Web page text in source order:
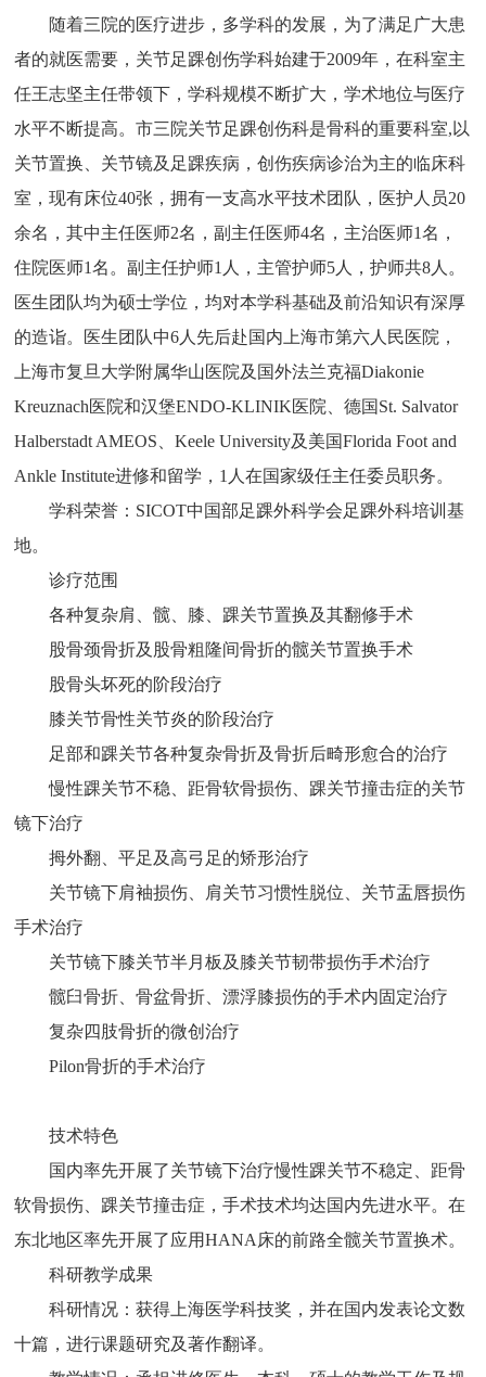
随着三院的医疗进步，多学科的发展，为了满足广大患
者的就医需要，关节足踝创伤学科始建于2009年，在科室主
任王志坚主任带领下，学科规模不断扩大，学术地位与医疗
水平不断提高。市三院关节足踝创伤科是骨科的重要科室,以
关节置换、关节镜及足踝疾病，创伤疾病诊治为主的临床科
室，现有床位40张，拥有一支高水平技术团队，医护人员20
余名，其中主任医师2名，副主任医师4名，主治医师1名，
住院医师1名。副主任护师1人，主管护师5人，护师共8人。
医生团队均为硕士学位，均对本学科基础及前沿知识有深厚
的造诣。医生团队中6人先后赴国内上海市第六人民医院，
上海市复旦大学附属华山医院及国外法兰克福Diakonie
Kreuznach医院和汉堡ENDO-KLINIK医院、德国St. Salvator
Halberstadt AMEOS、Keele University及美国Florida Foot and
Ankle Institute进修和留学，1人在国家级任主任委员职务。
学科荣誉：SICOT中国部足踝外科学会足踝外科培训基
地。
诊疗范围
各种复杂肩、髋、膝、踝关节置换及其翻修手术
股骨颈骨折及股骨粗隆间骨折的髋关节置换手术
股骨头坏死的阶段治疗
膝关节骨性关节炎的阶段治疗
足部和踝关节各种复杂骨折及骨折后畸形愈合的治疗
慢性踝关节不稳、距骨软骨损伤、踝关节撞击症的关节
镜下治疗
拇外翻、平足及高弓足的矫形治疗
关节镜下肩袖损伤、肩关节习惯性脱位、关节盂唇损伤
手术治疗
关节镜下膝关节半月板及膝关节韧带损伤手术治疗
髋臼骨折、骨盆骨折、漂浮膝损伤的手术内固定治疗
复杂四肢骨折的微创治疗
Pilon骨折的手术治疗
技术特色
国内率先开展了关节镜下治疗慢性踝关节不稳定、距骨
软骨损伤、踝关节撞击症，手术技术均达国内先进水平。在
东北地区率先开展了应用HANA床的前路全髋关节置换术。
科研教学成果
科研情况：获得上海医学科技奖，并在国内发表论文数
十篇，进行课题研究及著作翻译。